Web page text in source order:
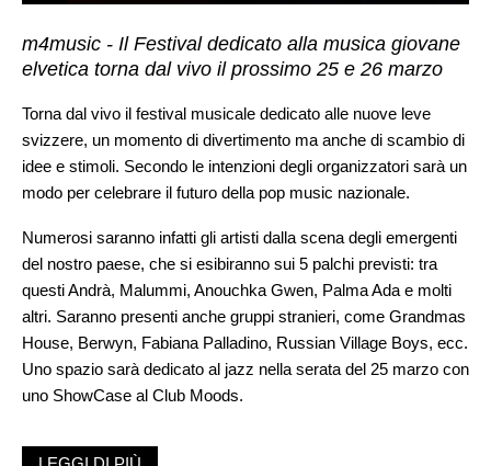
m4music - Il Festival dedicato alla musica giovane
elvetica torna dal vivo il prossimo 25 e 26 marzo
Torna dal vivo il festival musicale dedicato alle nuove leve
svizzere, un momento di divertimento ma anche di scambio di
idee e stimoli. Secondo le intenzioni degli organizzatori sarà un
modo per celebrare il futuro della pop music nazionale.
Numerosi saranno infatti gli artisti dalla scena degli emergenti
del nostro paese, che si esibiranno sui 5 palchi previsti: tra
questi Andrà, Malummi, Anouchka Gwen, Palma Ada e molti
altri. Saranno presenti anche gruppi stranieri, come Grandmas
House, Berwyn, Fabiana Palladino, Russian Village Boys, ecc.
Uno spazio sarà dedicato al jazz nella serata del 25 marzo con
uno ShowCase al Club Moods.